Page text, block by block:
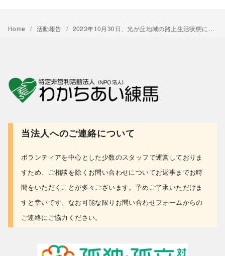
Home 活動報告 2023年10月30日、光が丘地域の路上生活状態にある方へのアウトリーチ活動（夜回り）を実施しました
当法人へのご連絡について
ボランティアを中心とした少数のスタッフで運営しておりま
すため、ご相談を除くお問い合わせについてお返事までお時
間をいただくことが多々ございます。予めご了承いただけま
すと幸いです。なお可能な限り お問い合わせフォームからの
ご連絡にご協力ください。